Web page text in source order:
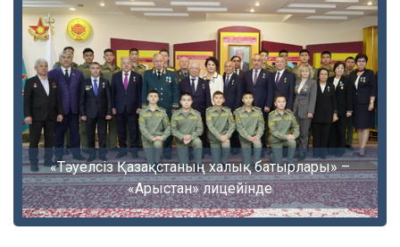
«Тәуелсіз Қазақстаның халық батырлары» –
«Арыстан» лицейінде